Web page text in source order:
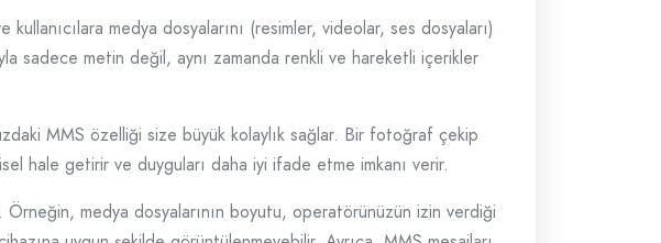
medya dosyalarını (resimler, videolar, ses dosyaları)
sadece metin değil, aynı zamanda renkli ve hareketli içerikler
MMS özelliği size büyük kolaylık sağlar. Bir fotoğraf çekip
hale getirir ve duyguları daha iyi ifade etme imkanı verir.
medya dosyalarının boyutu, operatörünüzün izin verdiği